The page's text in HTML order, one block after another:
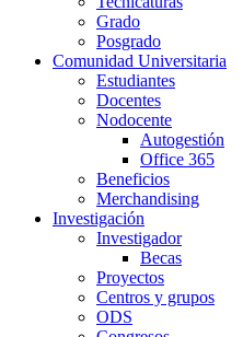
Grado
Posgrado
Comunidad Universitaria
Estudiantes
Docentes
Nodocente
Autogestión
Office 365
Beneficios
Merchandising
Investigación
Investigador
Becas
Proyectos
Centros y grupos
ODS